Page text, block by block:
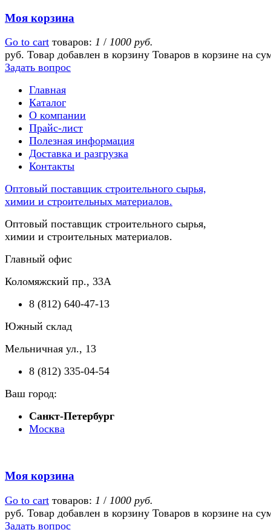
Моя корзина
Go to cart товаров: 1 / 1000 руб.
руб. Товар добавлен в корзину Товаров в корзине на
Задать вопрос
Главная
Каталог
О компании
Прайс-лист
Полезная информация
Доставка и разгрузка
Контакты
Оптовый поставщик строительного сырья,
химии и строительных материалов.
Оптовый поставщик строительного сырья,
химии и строительных материалов.
Главный офис
Коломяжский пр., 33А
8 (812) 640-47-13
Южный склад
Мельничная ул., 13
8 (812) 335-04-54
Ваш город:
Санкт-Петербург
Москва
Моя корзина
Go to cart товаров: 1 / 1000 руб.
руб. Товар добавлен в корзину Товаров в корзине на
Задать вопрос